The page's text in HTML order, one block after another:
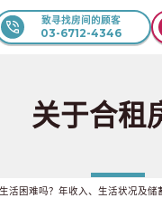
致寻找房间的顾客
03-6712-4346
关于合租
活困难吗？年收入、生活状况及储